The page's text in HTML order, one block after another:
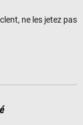
ne les jetez pas